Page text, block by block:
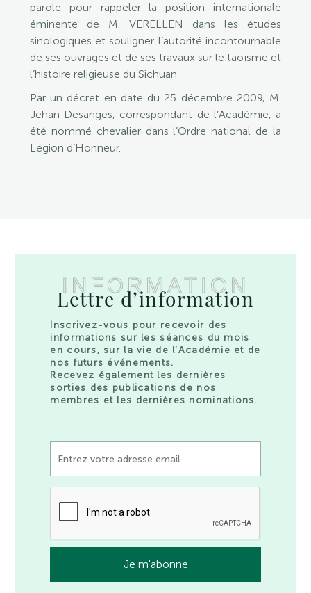
parole pour rappeler la position internationale
éminente de M. VERELLEN dans les études
sinologiques et souligner l’autorité incontournable
de ses ouvrages et de ses travaux sur le taoïsme et
l’histoire religieuse du Sichuan.
Par un décret en date du 25 décembre 2009, M.
Jehan Desanges, correspondant de l’Académie, a
été nommé chevalier dans l’Ordre national de la
Légion d’Honneur.
INFORMATION
Lettre d’information
Inscrivez-vous pour recevoir des
informations sur les séances du mois
en cours, sur la vie de l’Académie et de
nos futurs événements.
Recevez également les dernières
sorties des publications de nos
membres et les dernières nominations.